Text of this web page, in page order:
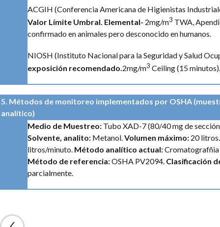
ACGIH (Conferencia Americana de Higienistas
Valor Límite Umbral. Elemental- 2mg/m3 TWA,
confirmado en animales pero desconocido en humanos.
NIOSH (Instituto Nacional para la Seguridad y Salud
exposición recomendado.2mg/m3 Ceiling (15 minutos).
5. Métodos de monitoreo implementados por OSHA
analítico)
Medio de Muestreo: Tubo XAD-7 (80/40 mg de
Solvente, analito: Metanol.Volumen máximo: 20 litros.
litros/minuto. Método analítico actual:Cromatografñia
Método de referencia:OSHA PV2094. Clasificación
parcialmente.